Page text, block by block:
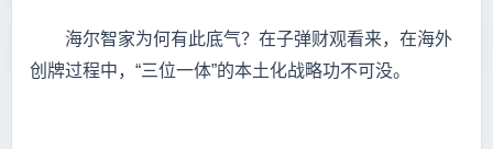
海尔智家为何有此底气？在子弹财观看来，在海外
创牌过程中，“三位一体”的本土化战略功不可没。